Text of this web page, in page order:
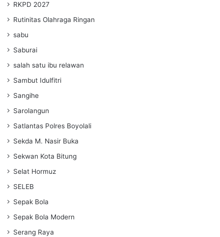
RKPD 2027
Rutinitas Olahraga Ringan
sabu
Saburai
salah satu ibu relawan
Sambut Idulfitri
Sangihe
Sarolangun
Satlantas Polres Boyolali
Sekda M. Nasir Buka
Sekwan Kota Bitung
Selat Hormuz
SELEB
Sepak Bola
Sepak Bola Modern
Serang Raya